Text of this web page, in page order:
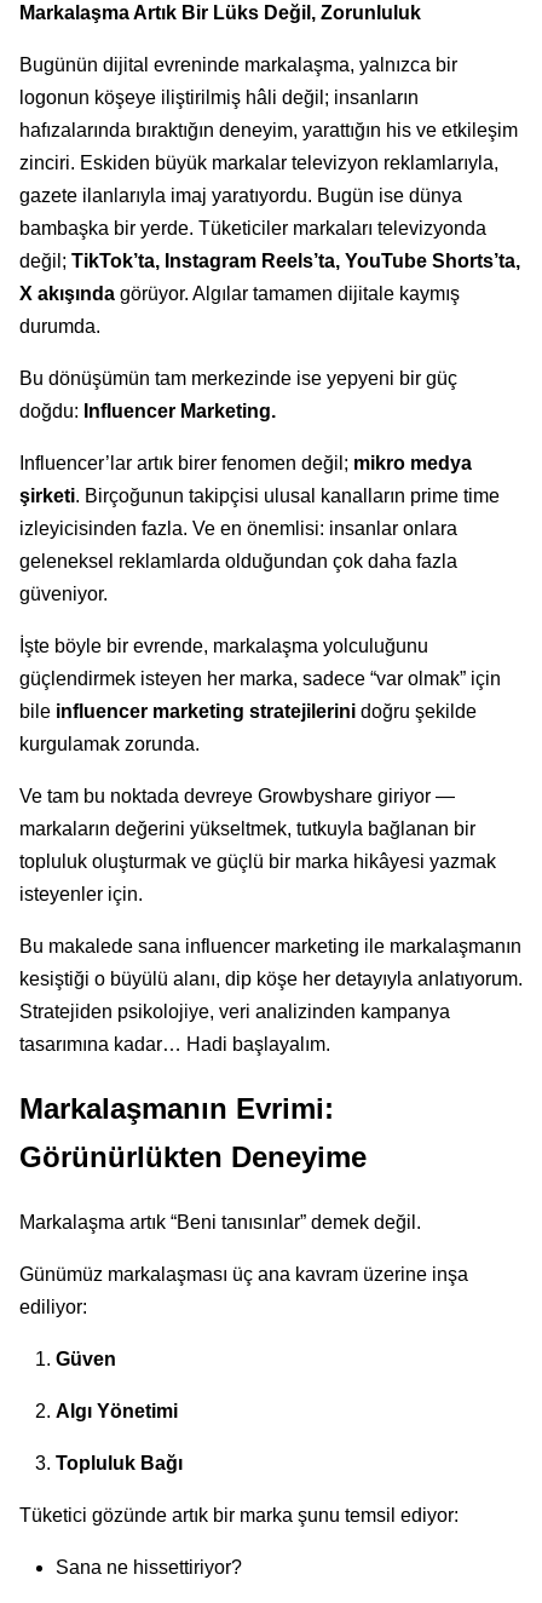
Markalaşma Artık Bir Lüks Değil, Zorunluluk
Bugünün dijital evreninde markalaşma, yalnızca bir
logonun köşeye iliştirilmiş hâli değil; insanların
hafızalarında bıraktığın deneyim, yarattığın his ve etkileşim
zinciri. Eskiden büyük markalar televizyon reklamlarıyla,
gazete ilanlarıyla imaj yaratıyordu. Bugün ise dünya
bambaşka bir yerde. Tüketiciler markaları televizyonda
değil; TikTok’ta, Instagram Reels’ta, YouTube Shorts’ta,
X akışında görüyor. Algılar tamamen dijitale kaymış
durumda.
Bu dönüşümün tam merkezinde ise yepyeni bir güç
doğdu: Influencer Marketing.
Influencer’lar artık birer fenomen değil; mikro medya
şirketi. Birçoğunun takipçisi ulusal kanalların prime time
izleyicisinden fazla. Ve en önemlisi: insanlar onlara
geleneksel reklamlarda olduğundan çok daha fazla
güveniyor.
İşte böyle bir evrende, markalaşma yolculuğunu
güçlendirmek isteyen her marka, sadece “var olmak” için
bile influencer marketing stratejilerini doğru şekilde
kurgulamak zorunda.
Ve tam bu noktada devreye Growbyshare giriyor —
markaların değerini yükseltmek, tutkuyla bağlanan bir
topluluk oluşturmak ve güçlü bir marka hikâyesi yazmak
isteyenler için.
Bu makalede sana influencer marketing ile markalaşmanın
kesiştiği o büyülü alanı, dip köşe her detayıyla anlatıyorum.
Stratejiden psikolojiye, veri analizinden kampanya
tasarımına kadar… Hadi başlayalım.
Markalaşmanın Evrimi:
Görünürlükten Deneyime
Markalaşma artık “Beni tanısınlar” demek değil.
Günümüz markalaşması üç ana kavram üzerine inşa
ediliyor:
Güven
Algı Yönetimi
Topluluk Bağı
Tüketici gözünde artık bir marka şunu temsil ediyor:
Sana ne hissettiriyor?